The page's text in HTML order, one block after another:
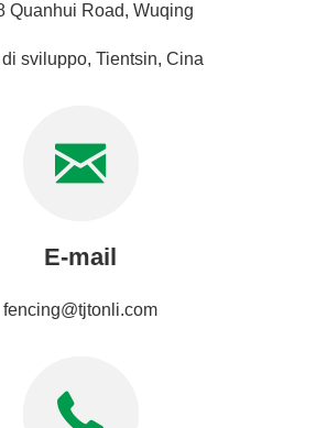
Quanhui Road, Wuqing
sviluppo, Tientsin, Cina
E-mail
fencing@tjtonli.com